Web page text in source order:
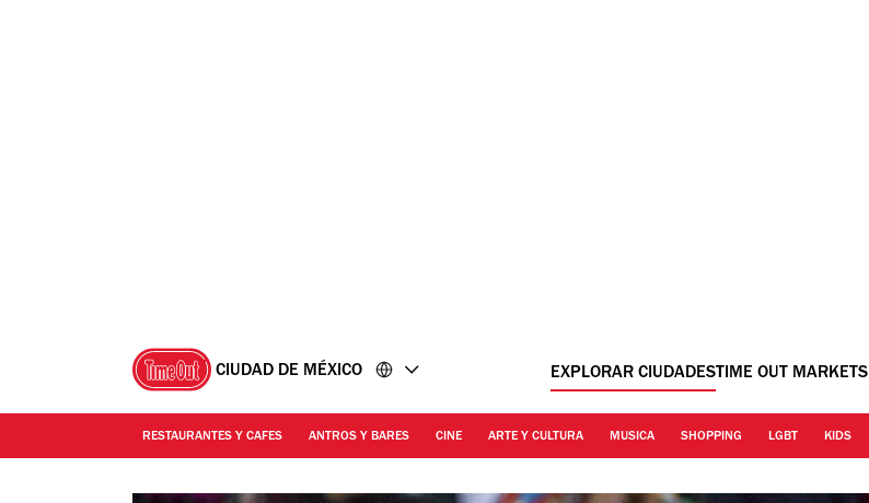
CIUDAD DE MÉXICO EXPLORAR CIUDADESTIME OUT MARKETS
RESTAURANTES Y CAFES ANTROS Y BARES CINE ARTE Y CULTURA MUSICA SHOPPING LGBT KIDS